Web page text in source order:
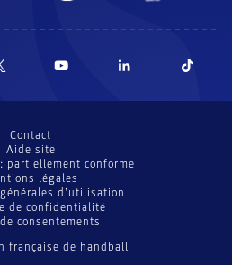
française de handball
Contact
Aide site
partiellement conforme
légales
d’utilisation
de confidentialité
consentements